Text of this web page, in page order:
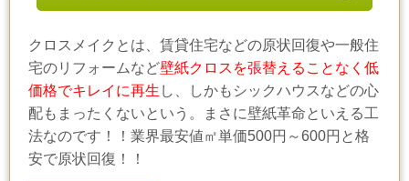
クロスメイクとは、賃貸住宅などの原状回復や一般住
宅のリフォームなど壁紙クロスを張替えることなく低
価格でキレイに再生 し、しかもシックハウスなどの心
配もまったくないという。まさに壁紙革命といえる工
法なのです！！業界最安値㎡単価500円～600円と格
安で原状回復！！